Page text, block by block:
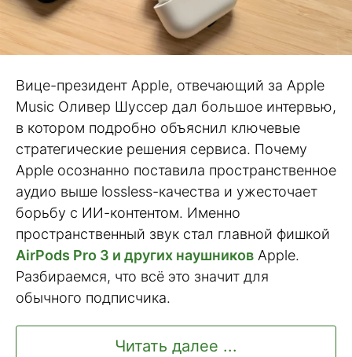
Вице-президент Apple, отвечающий за Apple
Music Оливер Шуссер дал большое интервью,
в котором подробно объяснил ключевые
стратегические решения сервиса. Почему
Apple осознанно поставила пространственное
аудио выше lossless-качества и ужесточает
борьбу с ИИ-контентом. Именно
пространственный звук стал главной фишкой
AirPods Pro 3 и других наушников Apple.
Разбираемся, что всё это значит для
обычного подписчика.
Читать далее ...